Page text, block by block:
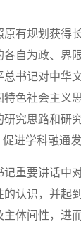
规划获得
自为政、界
书记对中华
色社会主义
究思路和研
进学科融通
要讲话中
认识，并起
体间性，进